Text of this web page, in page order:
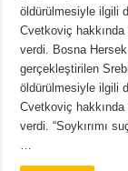
öldürülmesiyle ilgili
Cvetkoviç hakkında
verdi. Bosna
gerçekleştirilen
öldürülmesiyle ilgili
Cvetkoviç hakkında
verdi. “Soykırımı